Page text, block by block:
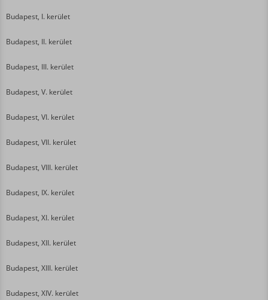
Budapest, I. kerület
Budapest, II. kerület
Budapest, III. kerület
Budapest, V. kerület
Budapest, VI. kerület
Budapest, VII. kerület
Budapest, VIII. kerület
Budapest, IX. kerület
Budapest, XI. kerület
Budapest, XII. kerület
Budapest, XIII. kerület
Budapest, XIV. kerület